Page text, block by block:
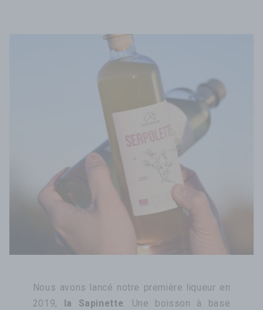
Nous avons lancé notre première liqueur en
2019,
la Sapinette. Une boisson à base